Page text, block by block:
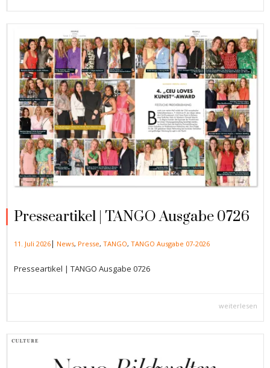
Presseartikel | TANGO Ausgabe 0726
11. Juli 2026| News, Presse, TANGO, TANGO Ausgabe 07-2026
Presseartikel | TANGO Ausgabe 0726
weiterlesen